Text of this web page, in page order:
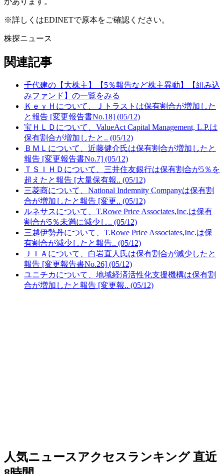
※詳しくはEDINETで原本をご確認ください。
株探ニュース
関連記事
千代建の【大株主】【5％報告など株主異動】【組み込
みファンド】の一覧をみる
ＫｅｙＨについて、Ｊトラストは保有割合が増加した
と報告 [変更報告書No.18] (05/12)
宝ＨＬＤについて、ValueAct Capital Management, L.P.は
保有割合が増加したと.. (05/12)
ＢＭＬについて、近藤健介氏は保有割合が増加したと
報告 [変更報告書No.7] (05/12)
ＴＳＩＨＤについて、三井住友銀行は保有割合が5％を
超えたと報告 [大量保有報.. (05/12)
三菱商について、National Indemnity Companyは保有割
合が増加したと報告 [変更.. (05/12)
ルネサスについて、T.Rowe Price Associates,Inc.は保有
割合が5％未満に減少し.. (05/12)
三越伊勢丹について、T.Rowe Price Associates,Inc.は保
有割合が減少したと報告.. (05/12)
ＪＩＡについて、白岩直人氏は保有割合が減少したと
報告 [変更報告書No.26] (05/12)
ユニチカについて、地域経済活性化支援機構は保有割
合が増加したと報告 [変更報.. (05/12)
人気ニュースアクセスランキング 直近